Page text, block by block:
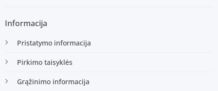
Informacija
Pristatymo informacija
Pirkimo taisyklės
Grąžinimo informacija